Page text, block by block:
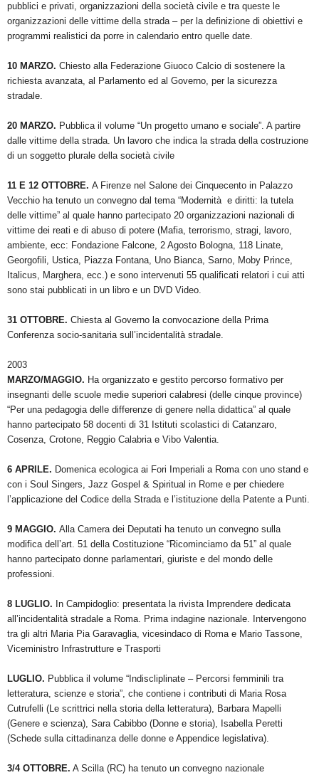
pubblici e privati, organizzazioni della società civile e tra queste le
organizzazioni delle vittime della strada – per la definizione di obiettivi e
programmi realistici da porre in calendario entro quelle date.
10 MARZO. Chiesto alla Federazione Giuoco Calcio di sostenere la
richiesta avanzata, al Parlamento ed al Governo, per la sicurezza
stradale.
20 MARZO. Pubblica il volume “Un progetto umano e sociale”. A partire
dalle vittime della strada. Un lavoro che indica la strada della costruzione
di un soggetto plurale della società civile
11 E 12 OTTOBRE. A Firenze nel Salone dei Cinquecento in Palazzo
Vecchio ha tenuto un convegno dal tema “Modernità e diritti: la tutela
delle vittime” al quale hanno partecipato 20 organizzazioni nazionali di
vittime dei reati e di abuso di potere (Mafia, terrorismo, stragi, lavoro,
ambiente, ecc: Fondazione Falcone, 2 Agosto Bologna, 118 Linate,
Georgofili, Ustica, Piazza Fontana, Uno Bianca, Sarno, Moby Prince,
Italicus, Marghera, ecc.) e sono intervenuti 55 qualificati relatori i cui atti
sono stai pubblicati in un libro e un DVD Video.
31 OTTOBRE. Chiesta al Governo la convocazione della Prima
Conferenza socio-sanitaria sull’incidentalità stradale.
2003
MARZO/MAGGIO. Ha organizzato e gestito percorso formativo per
insegnanti delle scuole medie superiori calabresi (delle cinque province)
“Per una pedagogia delle differenze di genere nella didattica” al quale
hanno partecipato 58 docenti di 31 Istituti scolastici di Catanzaro,
Cosenza, Crotone, Reggio Calabria e Vibo Valentia.
6 APRILE. Domenica ecologica ai Fori Imperiali a Roma con uno stand e
con i Soul Singers, Jazz Gospel & Spiritual in Rome e per chiedere
l’applicazione del Codice della Strada e l’istituzione della Patente a Punti.
9 MAGGIO. Alla Camera dei Deputati ha tenuto un convegno sulla
modifica dell’art. 51 della Costituzione “Ricominciamo da 51” al quale
hanno partecipato donne parlamentari, giuriste e del mondo delle
professioni.
8 LUGLIO. In Campidoglio: presentata la rivista Imprendere dedicata
all’incidentalità stradale a Roma. Prima indagine nazionale. Intervengono
tra gli altri Maria Pia Garavaglia, vicesindaco di Roma e Mario Tassone,
Viceministro Infrastrutture e Trasporti
LUGLIO. Pubblica il volume “Indiscliplinate – Percorsi femminili tra
letteratura, scienze e storia”, che contiene i contributi di Maria Rosa
Cutrufelli (Le scrittrici nella storia della letteratura), Barbara Mapelli
(Genere e scienza), Sara Cabibbo (Donne e storia), Isabella Peretti
(Schede sulla cittadinanza delle donne e Appendice legislativa).
3/4 OTTOBRE. A Scilla (RC) ha tenuto un convegno nazionale